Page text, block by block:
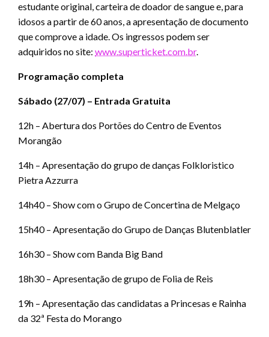
estudante original, carteira de doador de sangue e, para
idosos a partir de 60 anos, a apresentação de documento
que comprove a idade. Os ingressos podem ser
adquiridos no site: www.superticket.com.br.
Programação completa
Sábado (27/07) – Entrada Gratuita
12h – Abertura dos Portões do Centro de Eventos
Morangão
14h – Apresentação do grupo de danças Folkloristico
Pietra Azzurra
14h40 – Show com o Grupo de Concertina de Melgaço
15h40 – Apresentação do Grupo de Danças Blutenblatler
16h30 – Show com Banda Big Band
18h30 – Apresentação de grupo de Folia de Reis
19h – Apresentação das candidatas a Princesas e Rainha
da 32ª Festa do Morango